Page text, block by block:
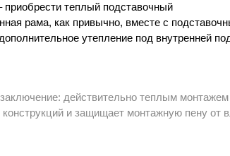
теплый подставочный
рама, как привычно, вместе с
утепление под внутренней
действительно теплым
и защищает монтажную пену от